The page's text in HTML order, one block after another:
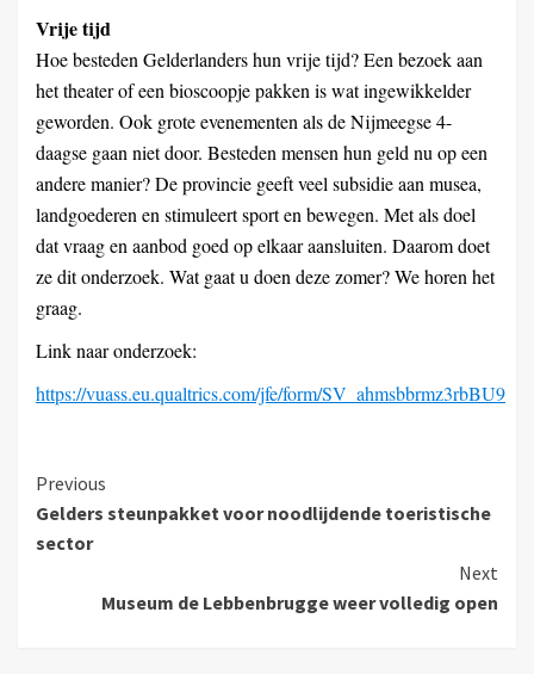
Vrije tijd
Hoe besteden Gelderlanders hun vrije tijd? Een bezoek aan
het theater of een bioscoopje pakken is wat ingewikkelder
geworden. Ook grote evenementen als de Nijmeegse 4-
daagse gaan niet door. Besteden mensen hun geld nu op een
andere manier? De provincie geeft veel subsidie aan musea,
landgoederen en stimuleert sport en bewegen. Met als doel
dat vraag en aanbod goed op elkaar aansluiten. Daarom doet
ze dit onderzoek. Wat gaat u doen deze zomer? We horen het
graag.
Link naar onderzoek:
https://vuass.eu.qualtrics.com/jfe/form/SV_ahmsbbrmz3rbBU9
Previous
Gelders steunpakket voor noodlijdende toeristische
sector
Next
Museum de Lebbenbrugge weer volledig open